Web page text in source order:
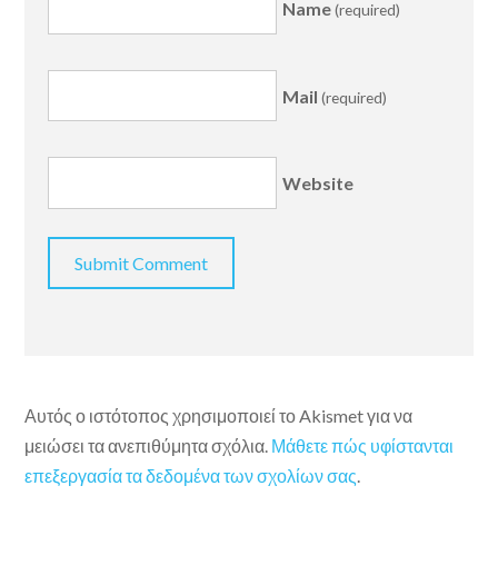
Name(required)
Mail (required)
Website
Αυτός ο ιστότοπος χρησιμοποιεί το Akismet για να
μειώσει τα ανεπιθύμητα σχόλια. Μάθετε πώς υφίστανται
επεξεργασία τα δεδομένα των σχολίων σας